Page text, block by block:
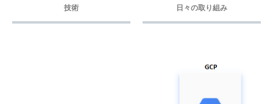
技術 日々の取り組み